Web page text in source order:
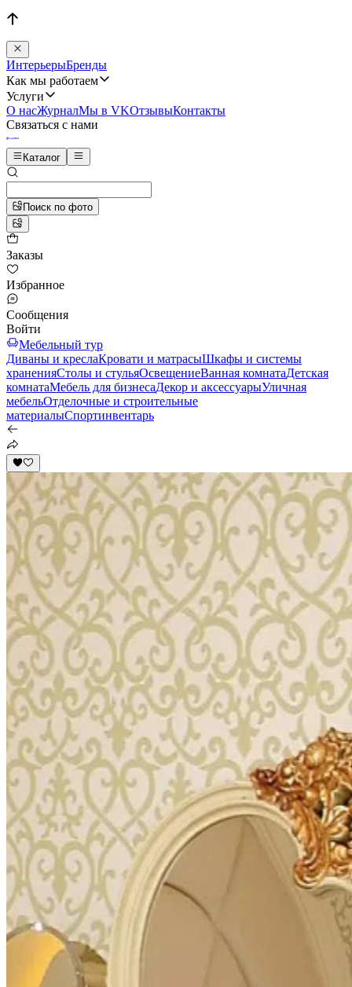
ИнтерьерыБренды
Как мы работаем
Услуги
О насЖурналМы в VKОтзывыКонтакты
Связаться с нами
Каталог
Поиск по фото
Заказы
Избранное
Сообщения
Войти
Мебельный тур
Диваны и креслаКровати и матрасыШкафы и системы
храненияСтолы и стульяОсвещениеВанная комнатаДетская
комнатаМебель для бизнесаДекор и аксессуарыУличная
мебельОтделочные и строительные
материалыСпортинвентарь